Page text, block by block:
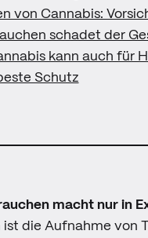
von Cannabis:
schadet der
kann auch für
Schutz
macht nur in
die Aufnahme von